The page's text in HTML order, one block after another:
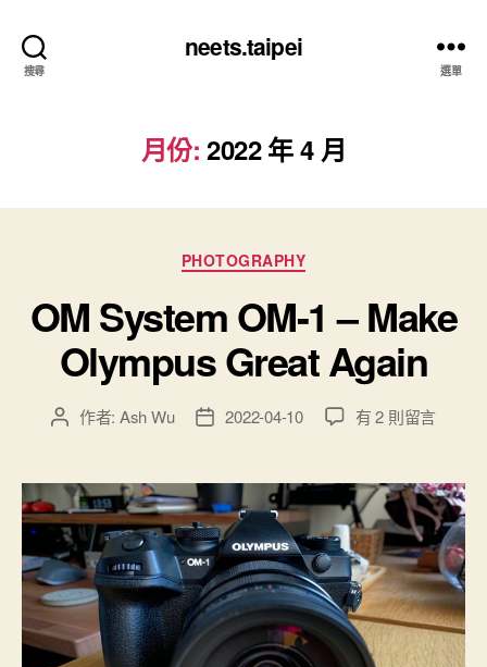
搜尋
neets.taipei
選單
月份: 2022 年 4 月
分
類
PHOTOGRAPHY
OM System OM-1 – Make
Olympus Great Again
文
者
作者: Ash Wu
文
佈
日
期
2022-04-10
在
OM-
1
–
Make
Olympus
Great
Again〉
中
有 2 則留言